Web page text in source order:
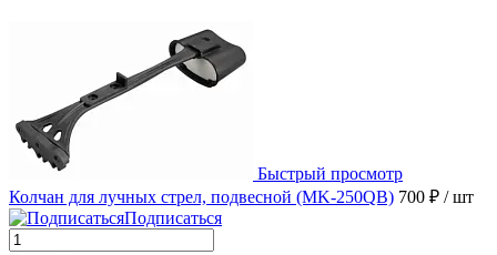
Быстрый просмотр
Колчан для лучных стрел, подвесной (MK-250QB) 700 ₽ / шт
Подписаться